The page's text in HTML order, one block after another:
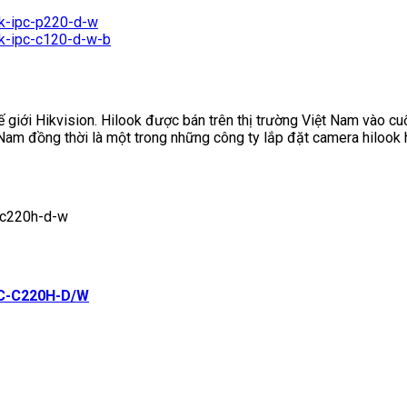
giới Hikvision. Hilook được bán trên thị trường Việt Nam vào
đồng thời là một trong những công ty lắp đặt camera hilook
C220H-D/W